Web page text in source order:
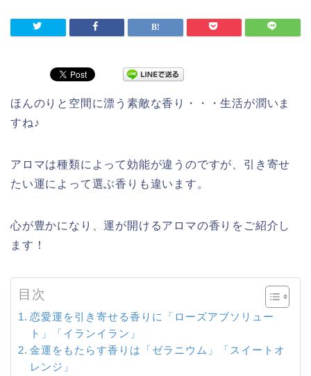
ほんのりと空間に漂う素敵な香り・・・生活が潤いま
すね♪
アロマは種類によって効能が違うのですが、引き寄せ
たい運によって選ぶ香りも違います。
心が豊かになり、運が開けるアロマの香りをご紹介し
ます！
目次
恋愛運を引き寄せる香りに「ローズアブソリュー
ト」「イランイラン」
金運をもたらす香りは「ゼラニウム」「スイートオ
レンジ」